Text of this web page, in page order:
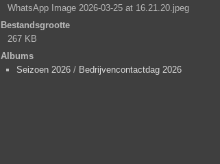
WhatsApp Image 2026-03-25 at 16.21.20.jpeg
Bestandsgrootte
267 KB
Albums
Seizoen 2026 / Bedrijvencontactdag 2026